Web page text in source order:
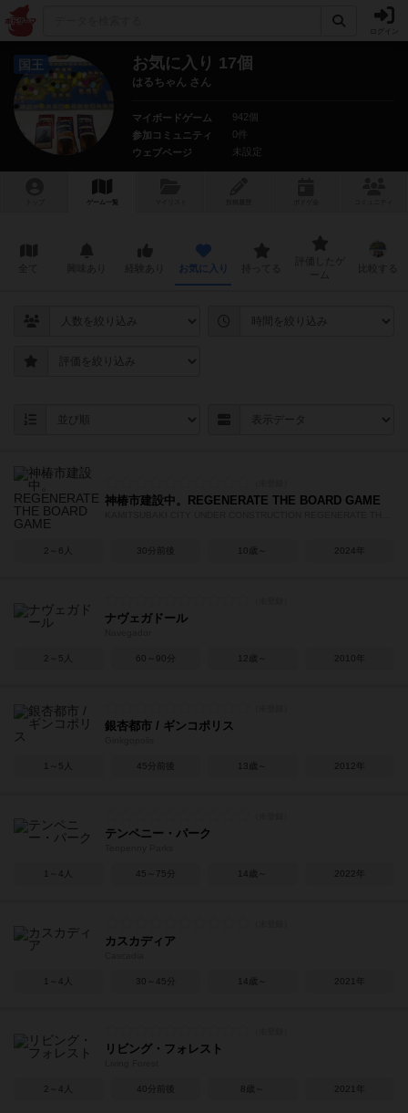
国王 お気に入り 17個
はるちゃん さん
マイボードゲーム
942個
参加コミュニティ
0件
ウェブページ
未設定
ゲーム一覧
お気に入り
神椿市建設中。REGENERATE THE BOARD GAME
2～6人 30分前後 10歳～ 2024年
ナヴェガドール
2～5人 60～90分 12歳～ 2010年
銀杏都市 / ギンコポリス
1～5人 45分前後 13歳～ 2012年
テンペニー・パーク
1～4人 45～75分 14歳～ 2022年
カスカディア
1～4人 30～45分 14歳～ 2021年
リビング・フォレスト
2～4人 40分前後 8歳～ 2021年